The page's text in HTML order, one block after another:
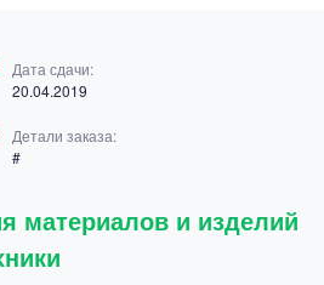
Дата сдачи:
20.04.2019
Детали заказа:
#
материалов и изделий